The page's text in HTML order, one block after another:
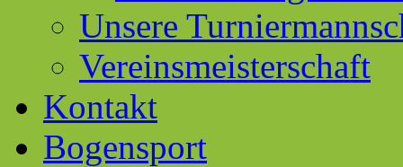
Unsere
Vereinsmeisterschaft
Kontakt
Bogensport